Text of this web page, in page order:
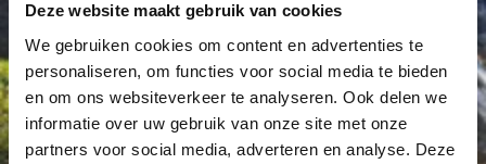
Deze website maakt gebruik van cookies
We gebruiken cookies om content en advertenties te
personaliseren, om functies voor social media te bieden
en om ons websiteverkeer te analyseren. Ook delen we
informatie over uw gebruik van onze site met onze
partners voor social media, adverteren en analyse. Deze
Déanne Wetzels